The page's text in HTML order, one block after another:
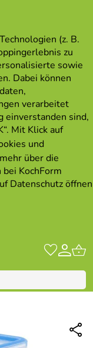
(z. B.
zu
sowie
Dabei können
verarbeitet
einverstanden sind,
Mit Klick auf
und
über die
KochForm
Datenschutz öffnen